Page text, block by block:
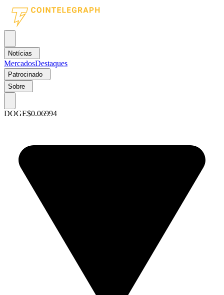
Notícias
MercadosDestaques
Patrocinado
Sobre
DOGE$0.06994